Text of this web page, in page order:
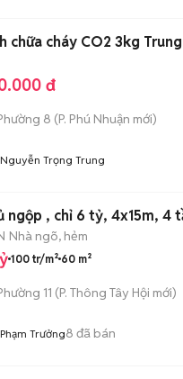
chữa cháy CO2 3kg
đ
8 (P. Phú Nhuận mới)
Nguyễn Trọng Trung
ngộp , chỉ 6 tỷ, 4x15m, 4
Nhà ngõ, hẻm
100 tr/m² 60 m²
11 (P. Thông Tây Hội mới)
Phạm Trưởng8 đã bán